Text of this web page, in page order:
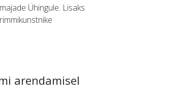
Ühingule. Lisaks
arendamisel